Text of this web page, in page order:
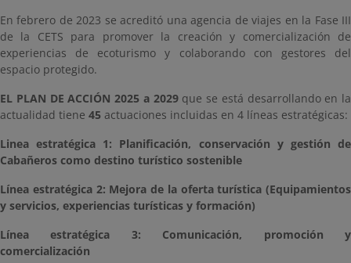
En febrero de 2023 se acreditó una agencia de viajes en la Fase III
de la CETS para promover la creación y comercialización de
experiencias de ecoturismo y colaborando con gestores del
espacio protegido.
EL PLAN DE ACCIÓN 2025 a 2029que se está desarrollando en la
actualidad tiene 45 actuaciones incluidas en 4 líneas estratégicas:
Linea estratégica 1: Planificación, conservación y gestión de
Cabañeros como destino turístico sostenible
Línea estratégica 2: Mejora de la oferta turística (Equipamientos
y servicios, experiencias turísticas y formación)
Línea estratégica 3: Comunicación, promoción y
comercialización